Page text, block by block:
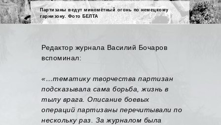
Партизаны ведут миномётный огонь по немецкому
гарнизону. Фото БЕЛТА
Редактор журнала Василий Бочаров
вспоминал:
«…тематику творчества партизан
подсказывала сама борьба, жизнь в
тылу врага. Описание боевых
операций партизаны перечитывали по
нескольку раз. За журналом была